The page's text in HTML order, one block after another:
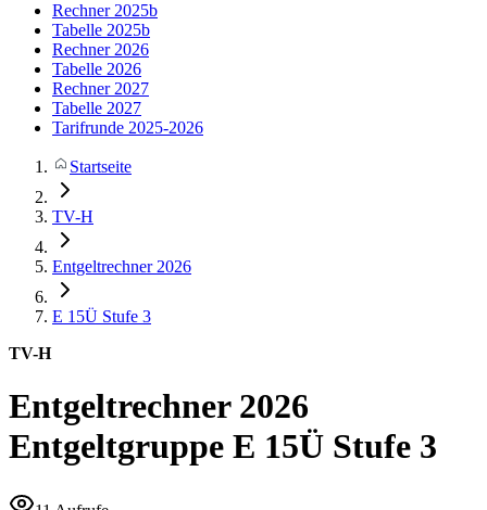
Rechner 2025b
Tabelle 2025b
Rechner 2026
Tabelle 2026
Rechner 2027
Tabelle 2027
Tarifrunde 2025-2026
Startseite
TV-H
Entgeltrechner 2026
E 15Ü Stufe 3
TV-H
Entgeltrechner 2026
Entgeltgruppe E 15Ü Stufe 3